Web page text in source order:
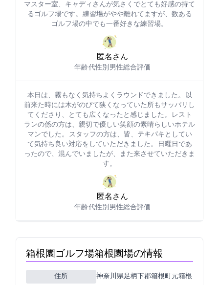
マスター室、キャディさんが気さくでとても好感の持て
るゴルフ場です。 練習場がやや離れてますが、数ある
ゴルフ場の中でも一番好きな練習場。
匿名さん
年齢: 30代性別: 男性総合評価: 5
本日は、霧もなく気持ちよくラウンドできました。 以
前来た時には木がのびて狭くなっていた所もサッパリし
てくださり、とても広くなったと感じました。 レスト
ランの係の方は、親切で優しい笑顔の素晴らしいホテル
マンでした。 スタッフの方は、皆、テキパキとしてい
て気持ち良い対応をしていただきました。 日曜日であ
ったので、混んでいましたが、また来させていただきま
す。
匿名さん
年齢: 60代性別: 男性総合評価: 4
箱根園ゴルフ場(箱根園G場)の情報
住所 神奈川県足柄下郡箱根町元箱根138